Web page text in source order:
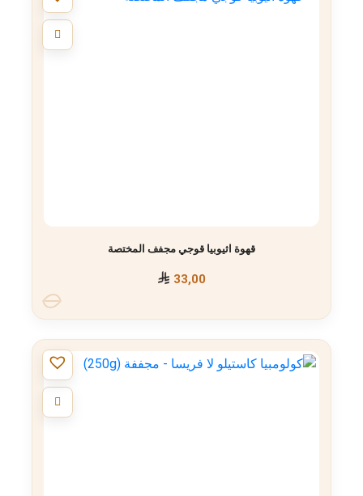
قهوة اثيوبيا قوجي مجفف المختصة
33,00